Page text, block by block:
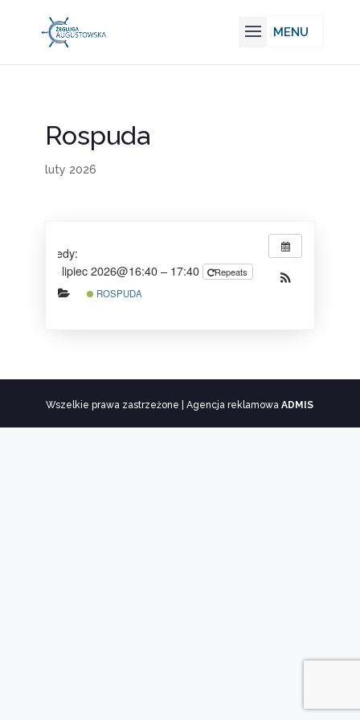
Rospuda
luty 2026
Kiedy:
25 lipiec 2026@16:40 – 17:40
Repeats
ROSPUDA
Wszelkie prawa zastrzeżone | Agencja reklamowaADMIS